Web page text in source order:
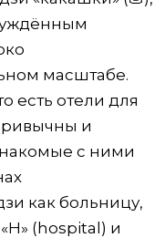
масштабе.
есть отели для
и
с ними
как больницу,
(hospital) и